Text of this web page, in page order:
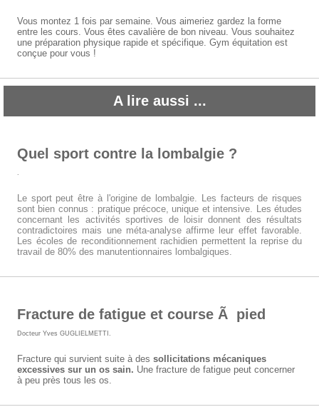
Vous montez 1 fois par semaine. Vous aimeriez gardez la forme
entre les cours. Vous êtes cavalière de bon niveau. Vous souhaitez
une préparation physique rapide et spécifique. Gym équitation est
conçue pour vous !
A lire aussi ...
Quel sport contre la lombalgie ?
Le sport peut être à l'origine de lombalgie. Les facteurs de risques
sont bien connus : pratique précoce, unique et intensive. Les études
concernant les activités sportives de loisir donnent des résultats
contradictoires mais une méta-analyse affirme leur effet favorable.
Les écoles de reconditionnement rachidien permettent la reprise du
travail de 80% des manutentionnaires lombalgiques.
Fracture de fatigue et course Ã pied
Docteur Yves GUGLIELMETTI
Fracture qui survient suite à des sollicitations mécaniques
excessives sur un os sain. Une fracture de fatigue peut concerner
à peu près tous les os.